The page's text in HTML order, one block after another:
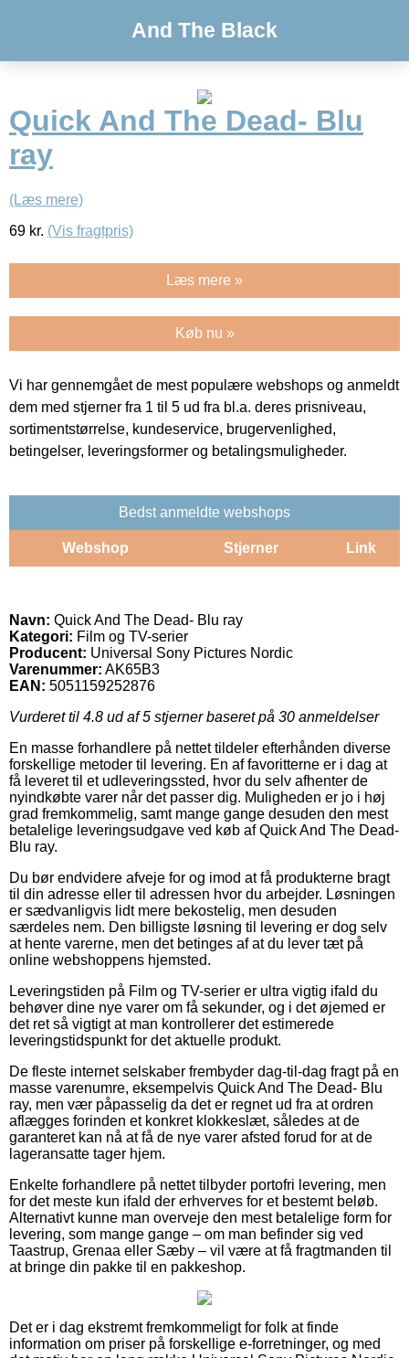
And The Black
Quick And The Dead- Blu
ray
(Læs mere)
69 kr. (Vis fragtpris)
Læs mere »
Køb nu »
Vi har gennemgået de mest populære webshops og anmeldt
dem med stjerner fra 1 til 5 ud fra bl.a. deres prisniveau,
sortimentstørrelse, kundeservice, brugervenlighed,
betingelser, leveringsformer og betalingsmuligheder.
Bedst anmeldte webshops
Webshop Stjerner Link
Navn: Quick And The Dead- Blu ray
Kategori: Film og TV-serier
Producent: Universal Sony Pictures Nordic
Varenummer: AK65B3
EAN: 5051159252876
Vurderet til 4.8 ud af 5 stjerner baseret på 30 anmeldelser
En masse forhandlere på nettet tildeler efterhånden diverse
forskellige metoder til levering. En af favoritterne er i dag at
få leveret til et udleveringssted, hvor du selv afhenter de
nyindkøbte varer når det passer dig. Muligheden er jo i høj
grad fremkommelig, samt mange gange desuden den mest
betalelige leveringsudgave ved køb af Quick And The Dead-
Blu ray.
Du bør endvidere afveje for og imod at få produkterne bragt
til din adresse eller til adressen hvor du arbejder. Løsningen
er sædvanligvis lidt mere bekostelig, men desuden
særdeles nem. Den billigste løsning til levering er dog selv
at hente varerne, men det betinges af at du lever tæt på
online webshoppens hjemsted.
Leveringstiden på Film og TV-serier er ultra vigtig ifald du
behøver dine nye varer om få sekunder, og i det øjemed er
det ret så vigtigt at man kontrollerer det estimerede
leveringstidspunkt for det aktuelle produkt.
De fleste internet selskaber frembyder dag-til-dag fragt på en
masse varenumre, eksempelvis Quick And The Dead- Blu
ray, men vær påpasselig da det er regnet ud fra at ordren
aflægges forinden et konkret klokkeslæt, således at de
garanteret kan nå at få de nye varer afsted forud for at de
lageransatte tager hjem.
Enkelte forhandlere på nettet tilbyder portofri levering, men
for det meste kun ifald der erhverves for et bestemt beløb.
Alternativt kunne man overveje den mest betalelige form for
levering, som mange gange – om man befinder sig ved
Taastrup, Grenaa eller Sæby – vil være at få fragtmanden til
at bringe din pakke til en pakkeshop.
Det er i dag ekstremt fremkommeligt for folk at finde
information om priser på forskellige e-forretninger, og med